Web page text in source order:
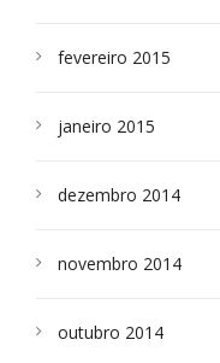
fevereiro 2015
janeiro 2015
dezembro 2014
novembro 2014
outubro 2014